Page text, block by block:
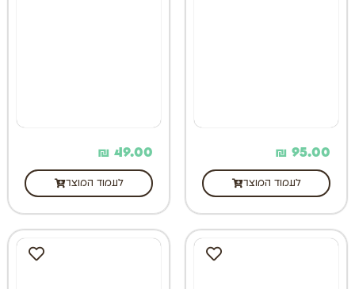
95.00
₪
לעמוד המוצר
49.00
₪
לעמוד המוצר